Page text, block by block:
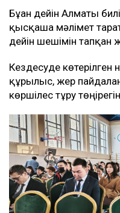
Бұған дейін Алматы
қысқаша мәлімет
дейін шешімін тапқан
Кездесуде көтерілген
құрылыс, жер
көршілес тұру